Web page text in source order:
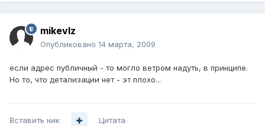
mikevlz
Опубликовано 14 марта, 2009
если адрес публичный - то могло ветром надуть, в принципе.
Но то, что детализации нет - эт плохо...
Вставить ник Цитата